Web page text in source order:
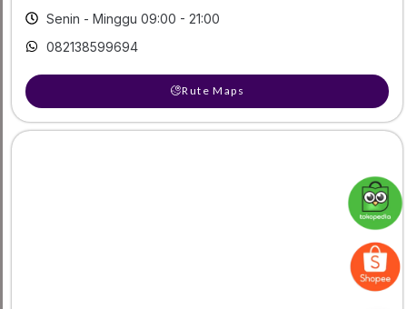
Senin - Minggu 09:00 - 21:00
082138599694
Rute Maps